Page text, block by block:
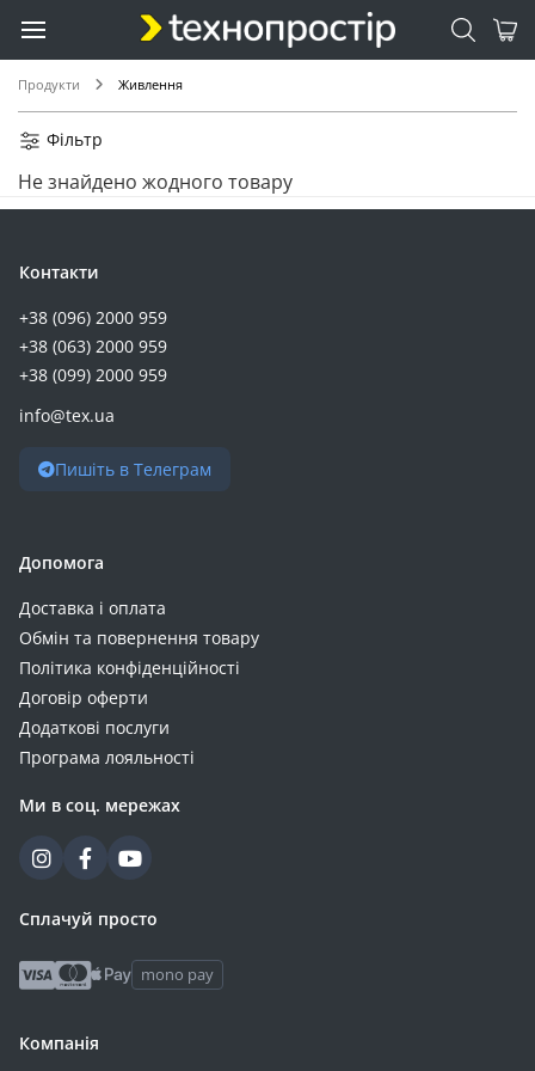
Продукти Живлення
Фільтр
Не знайдено жодного товару
Контакти
+38 (096) 2000 959
+38 (063) 2000 959
+38 (099) 2000 959
info@tex.ua
Пишіть в Телеграм
Допомога
Доставка і оплата
Обмін та повернення товару
Політика конфіденційності
Договір оферти
Додаткові послуги
Програма лояльності
Ми в соц. мережах
Сплачуй просто
mono pay
Компанія